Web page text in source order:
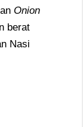
Onion
berat
Nasi